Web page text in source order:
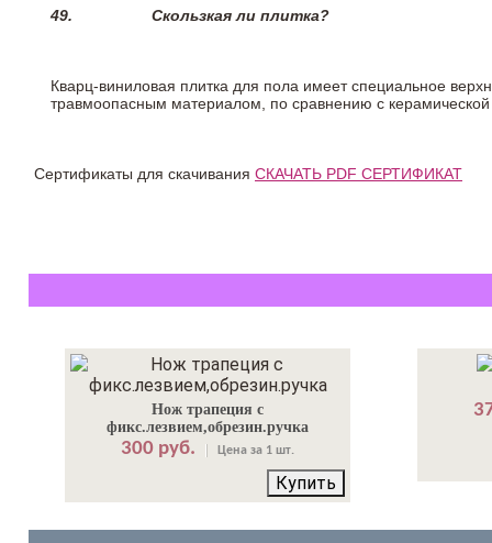
49. Скользкая ли плитка?
Кварц-виниловая плитка для пола имеет специальное
травмоопасным материалом, по сравнению с
Сертификаты для скачивания СКАЧАТЬ PDF СЕРТИФИКАТ
Нож трапеция с
фикс.лезвием,обрезин.ручка
300 руб. Цена за 1 шт.
Купить